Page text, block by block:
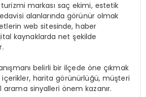
markası saç ekimi, estetik
alanlarında görünür olmak
web sitesinde, haber
kaynaklarda net şekilde
belirli bir ilçede öne çıkmak
harita görünürlüğü, müşteri
arama sinyalleri önem kazanır.